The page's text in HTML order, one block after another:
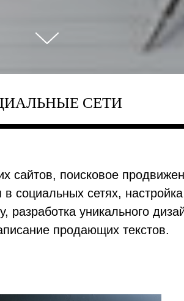
СЕТИ
сайтов, поисковое
в социальных сетях, настройка
разработка уникального
продающих текстов.